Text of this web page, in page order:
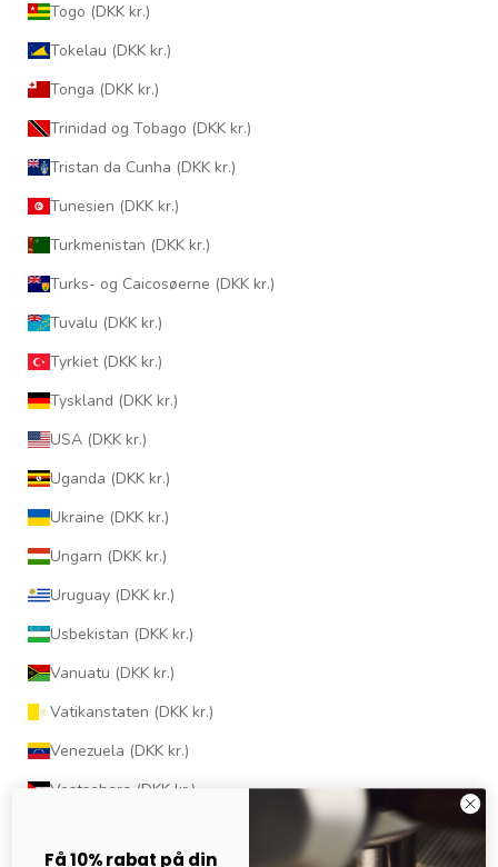
Togo (DKK kr.)
Tokelau (DKK kr.)
Tonga (DKK kr.)
Trinidad og Tobago (DKK kr.)
Tristan da Cunha (DKK kr.)
Tunesien (DKK kr.)
Turkmenistan (DKK kr.)
Turks- og Caicosøerne (DKK kr.)
Tuvalu (DKK kr.)
Tyrkiet (DKK kr.)
Tyskland (DKK kr.)
USA (DKK kr.)
Uganda (DKK kr.)
Ukraine (DKK kr.)
Ungarn (DKK kr.)
Uruguay (DKK kr.)
Usbekistan (DKK kr.)
Vanuatu (DKK kr.)
Vatikanstaten (DKK kr.)
Venezuela (DKK kr.)
Vestsahara (DKK kr.)
Få 10% rabat på din